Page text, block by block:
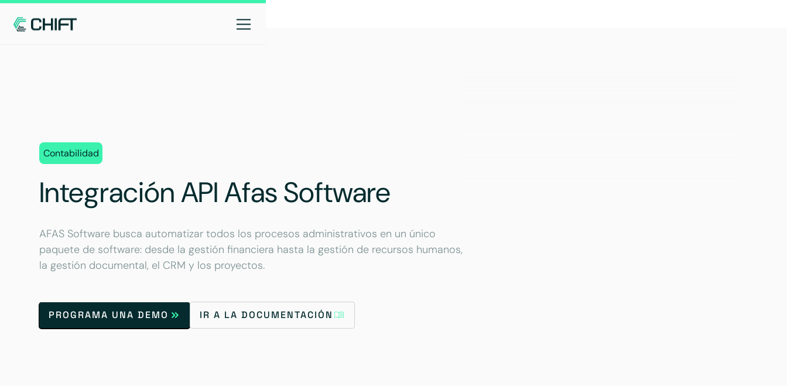
Contabilidad
Integración API Afas Software
AFAS Software busca automatizar todos los procesos administrativos en un único
paquete de software: desde la gestión financiera hasta la gestión de recursos humanos,
la gestión documental, el CRM y los proyectos.
PROGRAMA UNA DEMO IR A LA DOCUMENTACIÓN